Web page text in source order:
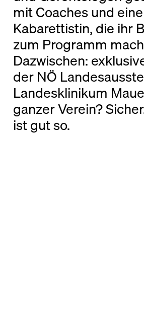
mit Coaches und
Kabarettistin, die ihr
zum Programm
Dazwischen:
der NÖ
Landesklinikum
ganzer Verein?
ist gut so.